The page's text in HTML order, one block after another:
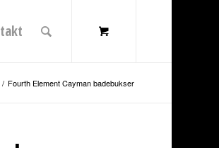
/ Fourth Element Cayman badebukser